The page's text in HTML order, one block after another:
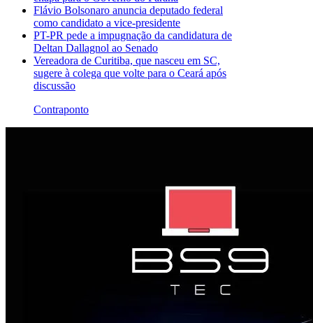
Flávio Bolsonaro anuncia deputado federal
como candidato a vice-presidente
PT-PR pede a impugnação da candidatura de
Deltan Dallagnol ao Senado
Vereadora de Curitiba, que nasceu em SC,
sugere à colega que volte para o Ceará após
discussão
Contraponto